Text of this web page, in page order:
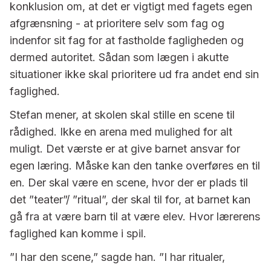
konklusion om, at det er vigtigt med fagets egen
afgrænsning - at prioritere selv som fag og
indenfor sit fag for at fastholde fagligheden og
dermed autoritet. Sådan som lægen i akutte
situationer ikke skal prioritere ud fra andet end sin
faglighed.
Stefan mener, at skolen skal stille en scene til
rådighed. Ikke en arena med mulighed for alt
muligt. Det værste er at give barnet ansvar for
egen læring. Måske kan den tanke overføres en til
en. Der skal være en scene, hvor der er plads til
det ”teater”/ ”ritual”, der skal til for, at barnet kan
gå fra at være barn til at være elev. Hvor lærerens
faglighed kan komme i spil.
”I har den scene,” sagde han. ”I har ritualer,